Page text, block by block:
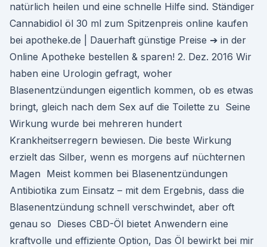
natürlich heilen und eine schnelle Hilfe sind. Ständiger
Cannabidiol öl 30 ml zum Spitzenpreis online kaufen
bei apotheke.de | Dauerhaft günstige Preise ➔ in der
Online Apotheke bestellen & sparen! 2. Dez. 2016 Wir
haben eine Urologin gefragt, woher
Blasenentzündungen eigentlich kommen, ob es etwas
bringt, gleich nach dem Sex auf die Toilette zu Seine
Wirkung wurde bei mehreren hundert
Krankheitserregern bewiesen. Die beste Wirkung
erzielt das Silber, wenn es morgens auf nüchternen
Magen Meist kommen bei Blasenentzündungen
Antibiotika zum Einsatz – mit dem Ergebnis, dass die
Blasenentzündung schnell verschwindet, aber oft
genau so Dieses CBD-Öl bietet Anwendern eine
kraftvolle und effiziente Option, Das Öl bewirkt bei mir